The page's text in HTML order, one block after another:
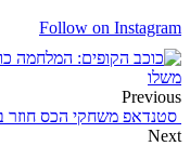
Follow on Instagram
משלו
Previous
סטנדאפ משחקי הכס חוזר
Next